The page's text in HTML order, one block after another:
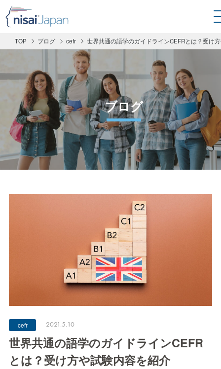
TOP ブログ cefr 世界共通の語学のガイドラインCEFRとは？受け
ブログ
cefr 2021.5.10
世界共通の語学のガイドラインCEFR
とは？受け方や試験内容を紹介